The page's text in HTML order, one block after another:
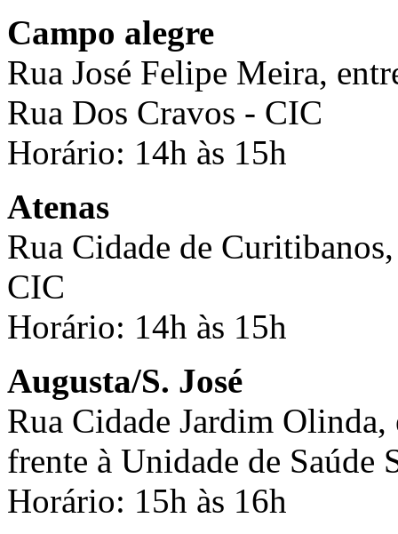
Campo alegre
Rua José Felipe Meira,
Rua Dos Cravos - CIC
Horário: 14h às 15h
Atenas
Rua Cidade de
CIC
Horário: 14h às 15h
Augusta/S. José
Rua Cidade Jardim
frente à Unidade de Saúde
Horário: 15h às 16h